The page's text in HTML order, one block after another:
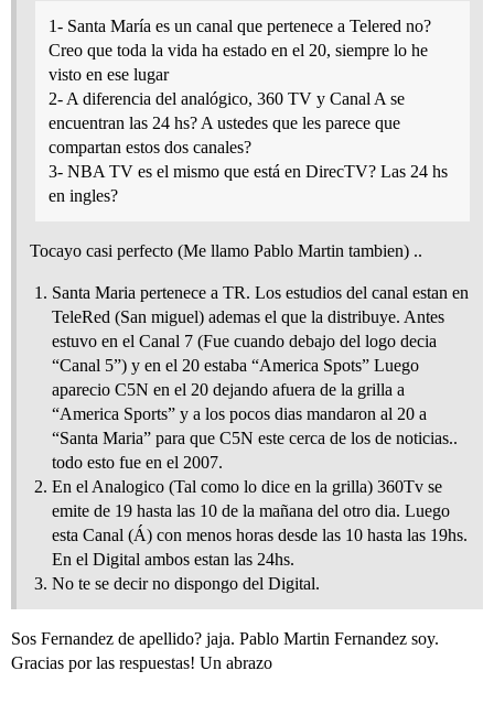
1- Santa María es un canal que pertenece a Telered no?
Creo que toda la vida ha estado en el 20, siempre lo he
visto en ese lugar
2- A diferencia del analógico, 360 TV y Canal A se
encuentran las 24 hs? A ustedes que les parece que
compartan estos dos canales?
3- NBA TV es el mismo que está en DirecTV? Las 24 hs
en ingles?
Tocayo casi perfecto (Me llamo Pablo Martin tambien) ..
Santa Maria pertenece a TR. Los estudios del canal estan en
TeleRed (San miguel) ademas el que la distribuye. Antes
estuvo en el Canal 7 (Fue cuando debajo del logo decia
“Canal 5”) y en el 20 estaba “America Spots” Luego
aparecio C5N en el 20 dejando afuera de la grilla a
“America Sports” y a los pocos dias mandaron al 20 a
“Santa Maria” para que C5N este cerca de los de noticias..
todo esto fue en el 2007.
En el Analogico (Tal como lo dice en la grilla) 360Tv se
emite de 19 hasta las 10 de la mañana del otro dia. Luego
esta Canal (Á) con menos horas desde las 10 hasta las 19hs.
En el Digital ambos estan las 24hs.
No te se decir no dispongo del Digital.
Sos Fernandez de apellido? jaja. Pablo Martin Fernandez soy.
Gracias por las respuestas! Un abrazo